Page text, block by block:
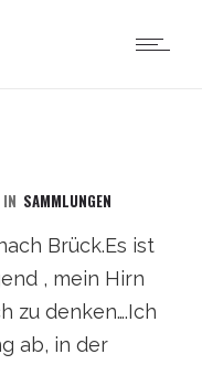
IN SAMMLUNGEN
Brück.Es ist
, mein Hirn
zu denken….Ich
ab, in der